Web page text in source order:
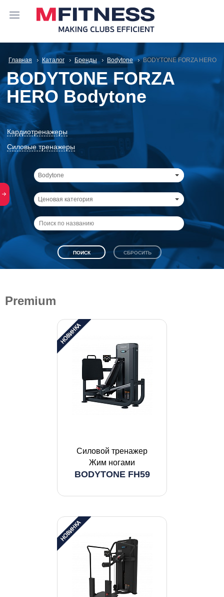
Главная Каталог Бренды Bodytone BODYTONE FORZA HERO
BODYTONE FORZA
HERO Bodytone
Кардиотренажеры
Силовые тренажеры
Bodytone
Ценовая категория
Premium
Силовой тренажер
Жим ногами
BODYTONE FH59